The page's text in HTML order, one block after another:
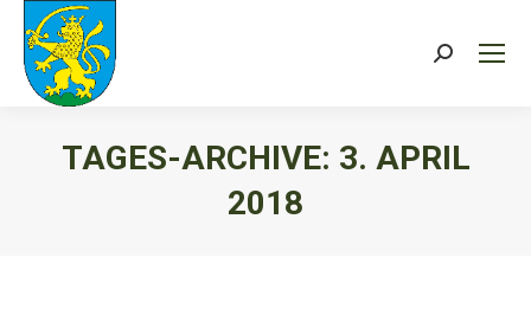
Search:
TAGES-ARCHIVE: 3. APRIL
2018